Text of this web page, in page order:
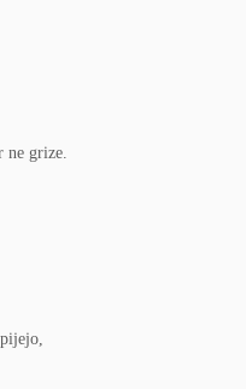
grize.